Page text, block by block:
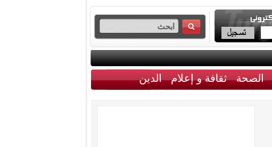
الصحة ثقافة و إعلام الدين